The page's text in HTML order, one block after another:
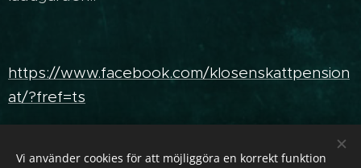
https://www.facebook.com/klosenskattpension
at/?fref=ts
Vi använder cookies för att möjliggöra en korrekt funktion